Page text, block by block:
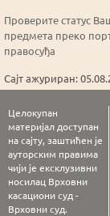
Проверите статус
предмета преко
правосуђа
Сајт ажуриран:
Целокупан
материјал доступан
на сајту, заштићен је
ауторским правима
чији је ексклузивни
носилац Врховни
касациони суд -
Врховни суд.